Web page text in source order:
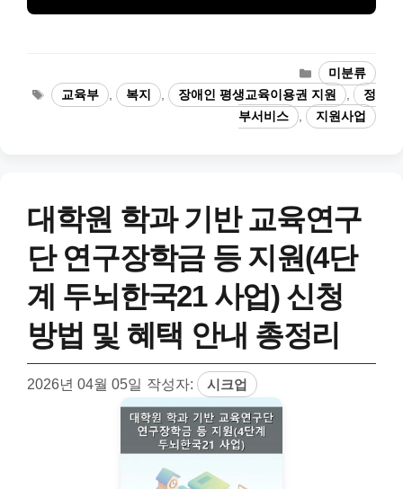
카
테
고
리
미분류
태
그
교육부 , 복지 , 장애인 평생교육이용권 지원 ,
정
부서비스
, 지원사업
대학원 학과 기반 교육연구
단 연구장학금 등 지원(4단
계 두뇌한국21 사업) 신청
방법 및 혜택 안내 총정리
2026년 04월 05일 작성자: 시크업